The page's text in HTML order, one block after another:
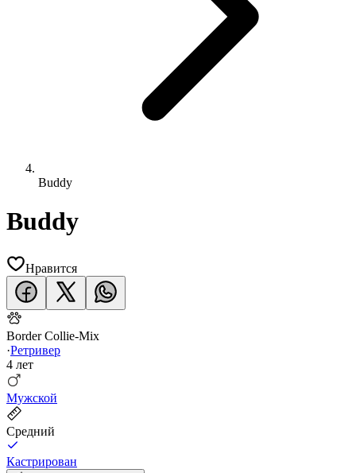
Buddy
Buddy
Нравится
Border Collie-Mix
·Ретривер
4 лет
Мужской
Средний
Кастрирован